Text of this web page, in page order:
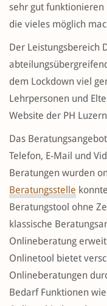
sehr gut funktionieren
die vieles möglich
Der Leistungsbereich
dem Lockdown viel
Lehrpersonen und
Website der PH
Das
Telefon, E-Mail und
Beratungen wurden
Beratungsstelle
Beratungstool ohne
klassische
Onlineberatung
Onlinetool bietet
Onlineberatungen
Bedarf Funktionen